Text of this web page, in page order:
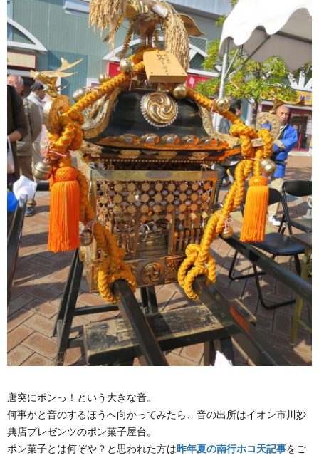
唐突にポンっ！という大きな音。
何事かと音のするほうへ向かってみたら、音の出所はイオン市川妙
典店プレゼンツのポン菓子屋台。
ポン菓子とは何ぞや？と思われた方は昨年夏の南行ホコ天記事をご